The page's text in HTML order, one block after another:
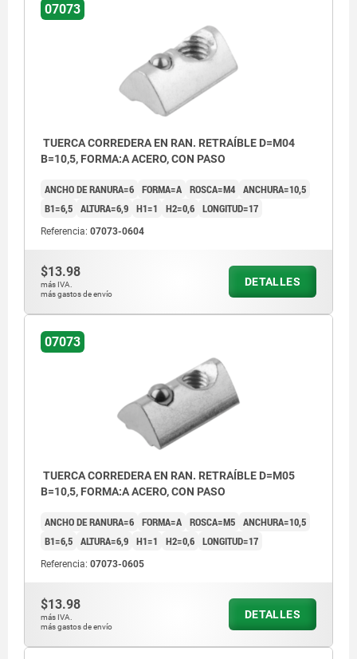
07073
TUERCA CORREDERA EN RAN. RETRAÍBLE D=M04
B=10,5, FORMA:A ACERO, CON PASO
ANCHO DE RANURA=6 FORMA=A ROSCA=M4 ANCHURA=10,5
B1=6,5 ALTURA=6,9 H1=1 H2=0,6 LONGITUD=17
Referencia: 07073-0604
$13.98
más IVA.
más gastos de envío
DETALLES
07073
TUERCA CORREDERA EN RAN. RETRAÍBLE D=M05
B=10,5, FORMA:A ACERO, CON PASO
ANCHO DE RANURA=6 FORMA=A ROSCA=M5 ANCHURA=10,5
B1=6,5 ALTURA=6,9 H1=1 H2=0,6 LONGITUD=17
Referencia: 07073-0605
$13.98
más IVA.
más gastos de envío
DETALLES